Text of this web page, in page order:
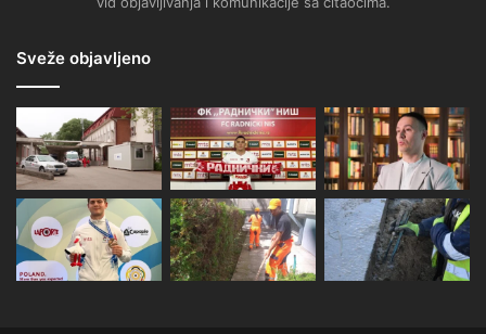
Sveže objavljeno